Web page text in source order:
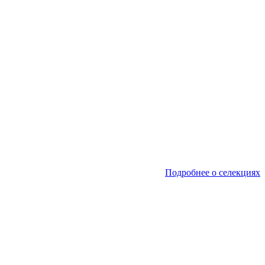
Подробнее о селекциях